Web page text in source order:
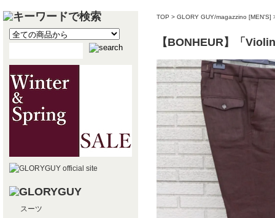
TOP > GLORY GUY/magazzino [MEN'S]
【BONHEUR】「
スーツ